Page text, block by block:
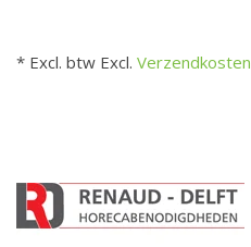
* Excl. btw Excl. Verzendkosten